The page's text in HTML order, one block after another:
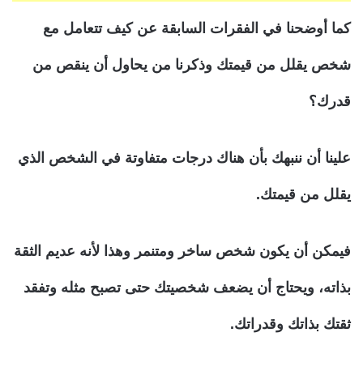
كما أوضحنا في الفقرات السابقة عن كيف تتعامل مع
شخص يقلل من قيمتك وذكرنا من يحاول أن ينقص من
قدرك؟
علينا أن ننبهك بأن هناك درجات متفاوتة في الشخص الذي
يقلل من قيمتك.
فيمكن أن يكون شخص ساخر ومتنمر وهذا لأنه عديم الثقة
بذاته، ويحتاج أن يضعف شخصيتك حتى تصبح مثله وتفقد
ثقتك بذاتك وقدراتك.